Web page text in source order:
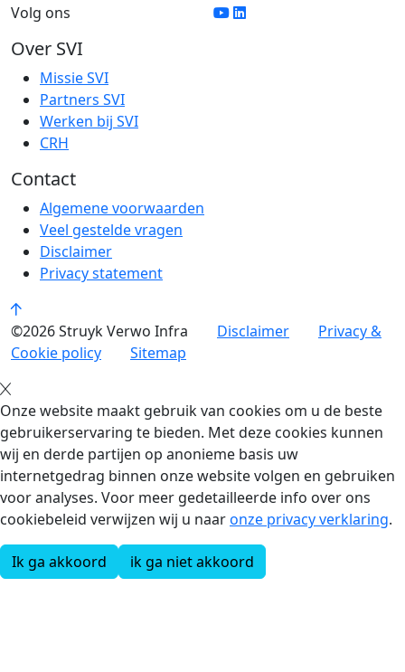
Volg ons
Over SVI
Missie SVI
Partners SVI
Werken bij SVI
CRH
Contact
Algemene voorwaarden
Veel gestelde vragen
Disclaimer
Privacy statement
©2026 Struyk Verwo Infra Disclaimer
Privacy &
Cookie policy
Sitemap
Onze website maakt gebruik van cookies om u de beste
gebruikerservaring te bieden. Met deze cookies kunnen
wij en derde partijen op anonieme basis uw
internetgedrag binnen onze website volgen en gebruiken
voor analyses. Voor meer gedetailleerde info over ons
cookiebeleid verwijzen wij u naaronze privacy verklaring.
Ik ga akkoord ik ga niet akkoord